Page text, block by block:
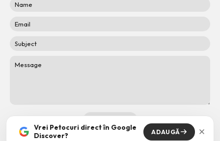
Vrei Petocuri direct în Google
Discover?
ADAUGĂ